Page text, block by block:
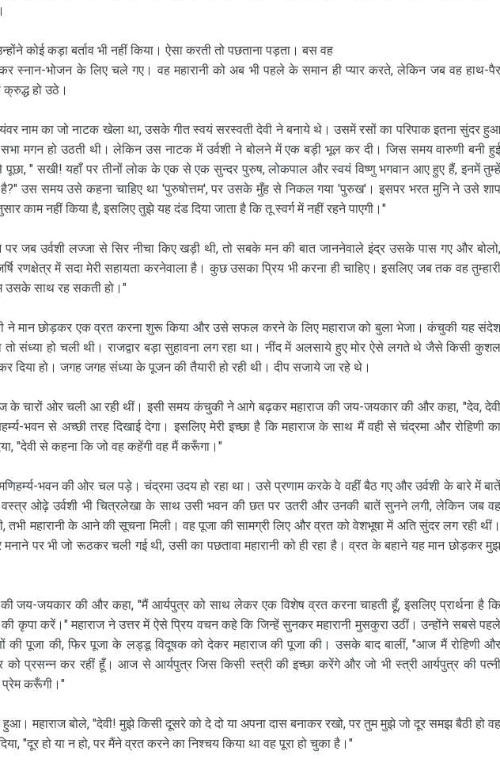
कोई कड़ा बर्ताव भी नहीं किया। ऐसा करती तो पछताना पड़ता। बस वह
स्नान-भोजन के लिए चले गए। वह महारानी को अब भी पहले के समान ही प्यार करते, लेकिन जब वह हाथ-पैर
क्रुद्ध हो उठे।
नाम का जो नाटक खेला था, उसके गीत स्वयं सरस्वती देवी ने बनाये थे। उसमें रसों का परिपाक इतना सुंदर
मगन हो उठती थी। लेकिन उस नाटक में उर्वशी ने बोलने में एक बड़ी भूल कर दी। जिस समय वारुणी बनी
से पूछा, " सखी! यहाँ पर तीनों लोक के एक से एक सुन्दर पुरुष, लोकपाल और स्वयं विष्णु भगवान आए हुए हैं, इनमें तुम्हें
उस समय उसे कहना चाहिए था 'पुरुषोत्तम', पर उसके मुँह से निकल गया 'पुरुख'। इसपर भरत मुनि ने उसे शाप
काम नहीं किया है, इसलिए तुझे यह दंड दिया जाता है कि तू स्वर्ग में नहीं रहने पाएगी।"
जब उर्वशी लज्जा से सिर नीचा किए खड़ी थी, तो सबके मन की बात जाननेवाले इंद्र उसके पास गए और बोलो,
रणक्षेत्र में सदा मेरी सहायता करनेवाला है। कुछ उसका प्रिय भी करना ही चाहिए। इसलिए जब तक वह तुम्हारी
उसके साथ रह सकती हो।"
ने मान छोड़कर एक व्रत करना शुरू किया और उसे सफल करने के लिए महाराज को बुला भेजा। कंचुकी यह
संध्या हो चली थी। राजद्वार बड़ा सुहावना लग रहा था। नींद में अलसाये हुए मोर ऐसे लगते थे जैसे किसी कुशल
दिया हो। जगह जगह संध्या के पूजन की तैयारी हो रही थी। दीप सजाये जा रहे थे।
के चारों ओर चली आ रही थीं। इसी समय कंचुकी ने आगे बढ़कर महाराज की जय-जयकार की और कहा, "देव, देवी
भवन से अच्छी तरह दिखाई देगा। इसलिए मेरी इच्छा है कि महाराज के साथ मैं वही से चंद्रमा और रोहिणी का
"देवी से कहना कि जो वह कहेंगी वह मैं करूँगा।"
भवन की ओर चल पड़े। चंद्रमा उदय हो रहा था। उसे प्रणाम करके वे वहीं बैठ गए और उर्वशी के बारे में
ओढ़े उर्वशी भी चित्रलेखा के साथ उसी भवन की छत पर उतरी और उनकी बातें सुनने लगी, लेकिन जब वह
तभी महारानी के आने की सूचना मिली। वह पूजा की सामग्री लिए और व्रत को वेशभूषा में अति सुंदर लग रही थीं।
मनाने पर भी जो रूठकर चली गई थी, उसी का पछतावा महारानी को ही रहा है। व्रत के बहाने यह मान छोड़कर
जय-जयकार की और कहा, "मैं आर्यपुत्र को साथ लेकर एक विशेष व्रत करना चाहती हूँ, इसलिए प्रार्थना है कि
कृपा करें।" महाराज ने उत्तर में ऐसे प्रिय वचन कहे कि जिन्हें सुनकर महारानी मुसकुरा उठीं। उन्होंने सबसे पहले
की पूजा की, फिर पूजा के लड्डू विदूषक को देकर महाराज की पूजा की। उसके बाद बालीं, "आज मैं रोहिणी और
को प्रसन्न कर रहीं हूँ। आज से आर्यपुत्र जिस किसी स्त्री की इच्छा करेंगे और जो भी स्त्री आर्यपुत्र की पत्नी
प्रेम करूँगी।"
महाराज बोले, "देवी! मुझे किसी दूसरे को दे दो या अपना दास बनाकर रखो, पर तुम मुझे जो दूर समझ बैठी हो वह
"दूर हो या न हो, पर मैंने व्रत करने का निश्चय किया था वह पूरा हो चुका है।"